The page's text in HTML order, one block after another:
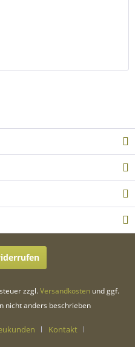
zzgl.Versandkosten und ggf.
nicht anders beschrieben
Kontakt